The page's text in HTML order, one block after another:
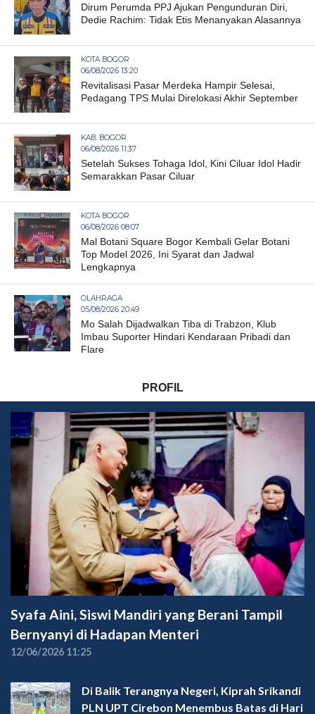
Dirum Perumda PPJ Ajukan Pengunduran Diri,
Dedie Rachim: Tidak Etis Menanyakan Alasannya
KOTA BOGOR
06/08/2026 13:20
Revitalisasi Pasar Merdeka Hampir Selesai,
Pedagang TPS Mulai Direlokasi Akhir September
KAB. BOGOR
06/08/2026 11:37
Setelah Sukses Tohaga Idol, Kini Ciluar Idol Hadir
Semarakkan Pasar Ciluar
KOTA BOGOR
06/08/2026 08:07
Mal Botani Square Bogor Kembali Gelar Botani
Top Model 2026, Ini Syarat dan Jadwal
Lengkapnya
OLAHRAGA
05/08/2026 20:49
Mo Salah Dijadwalkan Tiba di Trabzon, Klub
Imbau Suporter Hindari Kendaraan Pribadi dan
Flare
PROFIL
Syafa Aini, Siswi Mandiri yang Berani Tampil
Bernyanyi di Hadapan Menteri
12/06/2026 11:25
Di Balik Terangnya Negeri, Kiprah Srikandi
PLN UPT Cirebon Menembus Batas di Hari